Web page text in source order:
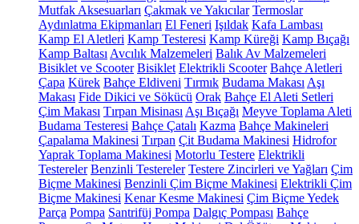
Mutfak Aksesuarları Çakmak ve Yakıcılar Termoslar
Aydınlatma Ekipmanları El Feneri Işıldak Kafa Lambası
Kamp El Aletleri Kamp Testeresi Kamp Küreği Kamp Bıçağı
Kamp Baltası Avcılık Malzemeleri Balık Av Malzemeleri
Bisiklet ve Scooter Bisiklet Elektrikli Scooter Bahçe Aletleri
Çapa Kürek Bahçe Eldiveni Tırmık Budama Makası Aşı
Makası Fide Dikici ve Sökücü Orak Bahçe El Aleti Setleri
Çim Makası Tırpan Misinası Aşı Bıçağı Meyve Toplama Aleti
Budama Testeresi Bahçe Çatalı Kazma Bahçe Makineleri
Çapalama Makinesi Tırpan Çit Budama Makinesi Hidrofor
Yaprak Toplama Makinesi Motorlu Testere Elektrikli
Testereler Benzinli Testereler Testere Zincirleri ve Yağları Çim
Biçme Makinesi Benzinli Çim Biçme Makinesi Elektrikli Çim
Biçme Makinesi Kenar Kesme Makinesi Çim Biçme Yedek
Parça Pompa Santrifüj Pompa Dalgıç Pompası Bahçe